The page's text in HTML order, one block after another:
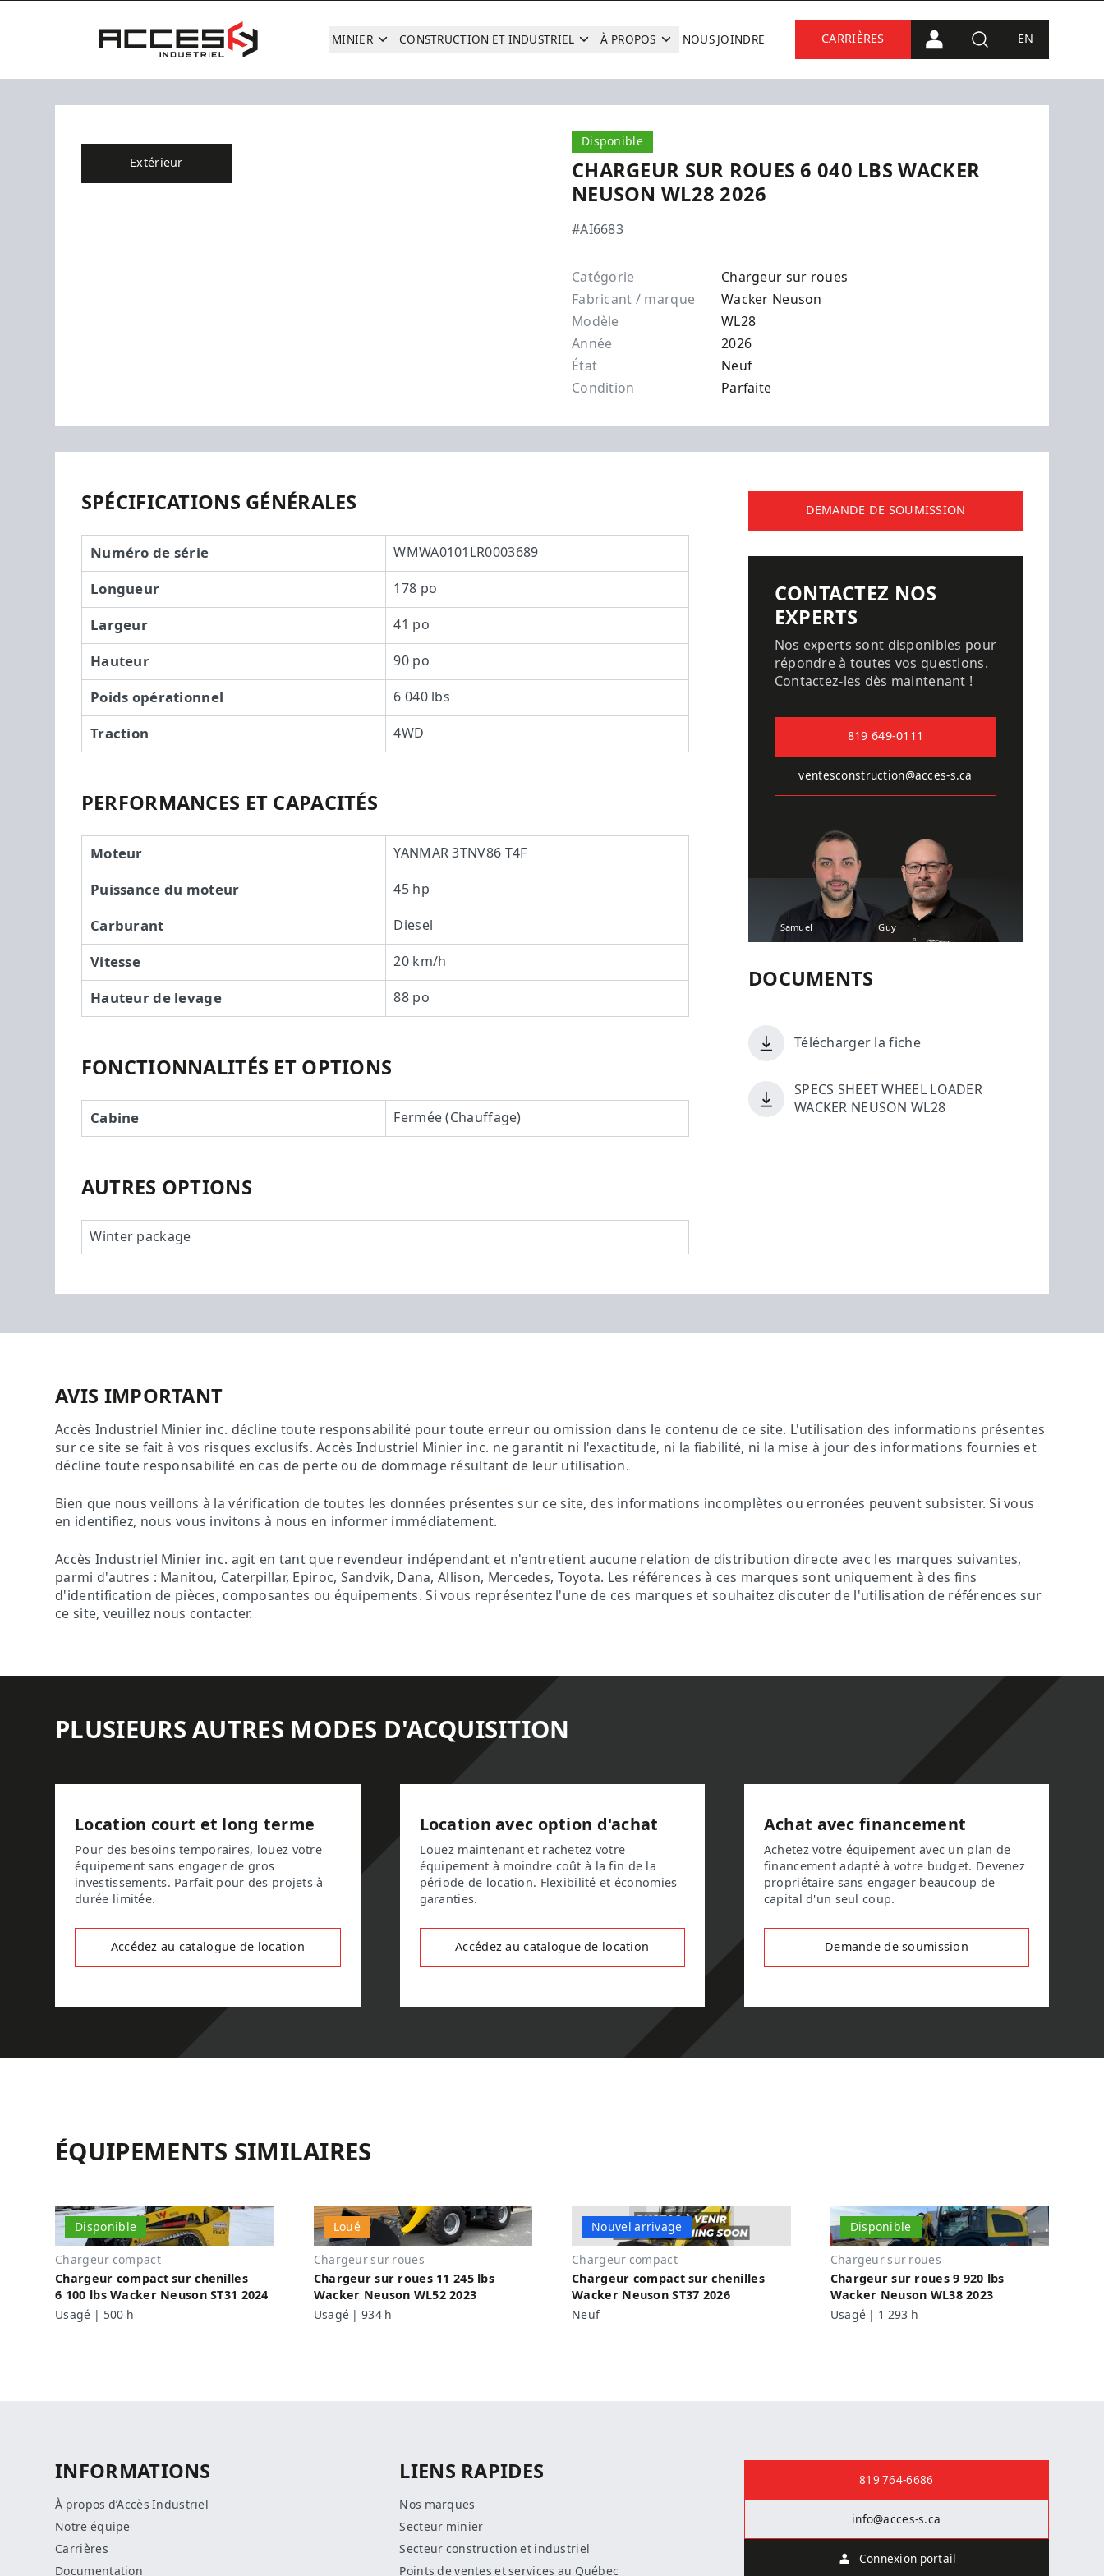
Accès Industriel
MINIER CONSTRUCTION ET INDUSTRIEL À PROPOS NOUS JOINDRE CARRIÈRES CONNEXION PORTAIL
RECHERCHE
EN
Extérieur
Disponible
CHARGEUR SUR ROUES 6 040 LBS WACKER
NEUSON WL28 2026
Wacker Neuson - WL28
#AI6683
Catégorie
Chargeur sur roues
Fabricant / marque
Wacker Neuson
Modèle
WL28
Année
2026
État
Neuf
Condition
Parfaite
SPÉCIFICATIONS GÉNÉRALES
Numéro de série WMWA0101LR0003689
Longueur 178 po
Largeur 41 po
Hauteur 90 po
Poids opérationnel 6 040 lbs
Traction 4WD
PERFORMANCES ET CAPACITÉS
Moteur YANMAR 3TNV86 T4F
Puissance du moteur 45 hp
Carburant Diesel
Vitesse 20 km/h
Hauteur de levage 88 po
FONCTIONNALITÉS ET OPTIONS
Cabine Fermée (Chauffage)
AUTRES OPTIONS
Winter package
DEMANDE DE SOUMISSION
CONTACTEZ NOS
EXPERTS
Nos experts sont disponibles pour
répondre à toutes vos questions.
Contactez-les dès maintenant !
819 649-0111
ventesconstruction@acces-s.ca
Samuel Guy
DOCUMENTS
Télécharger la fiche
SPECS SHEET WHEEL LOADER
WACKER NEUSON WL28
AVIS IMPORTANT
Accès Industriel Minier inc. décline toute responsabilité pour toute erreur ou omission dans le contenu de ce site. L'utilisation des informations présentes
sur ce site se fait à vos risques exclusifs. Accès Industriel Minier inc. ne garantit ni l'exactitude, ni la fiabilité, ni la mise à jour des informations fournies et
décline toute responsabilité en cas de perte ou de dommage résultant de leur utilisation.
Bien que nous veillons à la vérification de toutes les données présentes sur ce site, des informations incomplètes ou erronées peuvent subsister. Si vous
en identifiez, nous vous invitons à nous en informer immédiatement.
Accès Industriel Minier inc. agit en tant que revendeur indépendant et n'entretient aucune relation de distribution directe avec les marques suivantes,
parmi d'autres : Manitou, Caterpillar, Epiroc, Sandvik, Dana, Allison, Mercedes, Toyota. Les références à ces marques sont uniquement à des fins
d'identification de pièces, composantes ou équipements. Si vous représentez l'une de ces marques et souhaitez discuter de l'utilisation de références sur
ce site, veuillez nous contacter.
PLUSIEURS AUTRES MODES D'ACQUISITION
Location court et long terme
Pour des besoins temporaires, louez votre
équipement sans engager de gros
investissements. Parfait pour des projets à
durée limitée.
Accédez au catalogue de location
Location avec option d'achat
Louez maintenant et rachetez votre
équipement à moindre coût à la fin de la
période de location. Flexibilité et économies
garanties.
Accédez au catalogue de location
Achat avec financement
Achetez votre équipement avec un plan de
financement adapté à votre budget. Devenez
propriétaire sans engager beaucoup de
capital d'un seul coup.
Demande de soumission
ÉQUIPEMENTS SIMILAIRES
Disponible
Chargeur compact
Chargeur compact sur chenilles
6 100 lbs Wacker Neuson ST31 2024
Usagé | 500 h
Loué
Chargeur sur roues
Chargeur sur roues 11 245 lbs
Wacker Neuson WL52 2023
Usagé | 934 h
Nouvel arrivage
Chargeur compact
Chargeur compact sur chenilles
Wacker Neuson ST37 2026
Neuf
Disponible
Chargeur sur roues
Chargeur sur roues 9 920 lbs
Wacker Neuson WL38 2023
Usagé | 1 293 h
INFORMATIONS
À propos d’Accès Industriel
Notre équipe
Carrières
Documentation
LIENS RAPIDES
Nos marques
Secteur minier
Secteur construction et industriel
Points de ventes et services au Québec
819 764-6686
info@acces-s.ca
Connexion portail